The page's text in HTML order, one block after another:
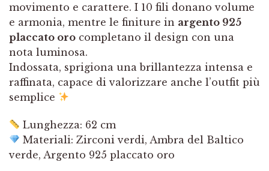
movimento e carattere. I 10 fili donano volume
e armonia, mentre le finiture in argento 925
placcato oro completano il design con una
nota luminosa.
Indossata, sprigiona una brillantezza intensa e
raffinata, capace di valorizzare anche l’outfit più
semplice
Lunghezza: 62 cm
Materiali: Zirconi verdi, Ambra del Baltico
verde, Argento 925 placcato oro